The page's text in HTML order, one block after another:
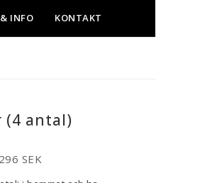
INFO KONTAKT
(4 antal)
296 SEK